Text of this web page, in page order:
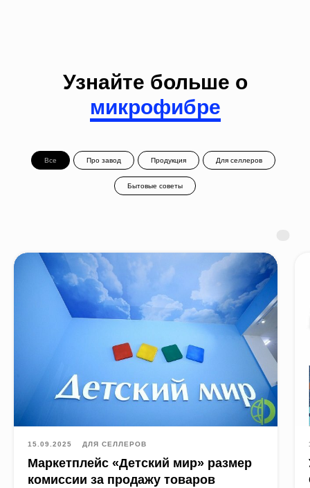
Узнайте больше о
микрофибре
Все Про завод Продукция Для селлеров
Бытовые советы
15.09.2025 ДЛЯ СЕЛЛЕРОВ
Маркетплейс «Детский мир» размер
комиссии за продажу товаров